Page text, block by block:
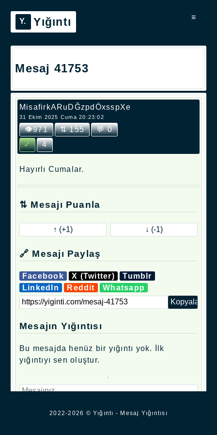
Yığıntı ≡
Mesaj 41753
MisafirkARuDĞzpdÖxsspXe
31 Ekim 2025 Cuma 20:23:02
👁971 ⇅ 155
💬 0
✓
4
Hayırlı Cumalar.
⇅ Mesajı Puanla
🔗 Mesajı Paylaş
Facebook X (Twitter)
Tumblr
LinkedIn
Reddit Whatsapp
Mesajın Yığıntısı
Bu mesajda henüz bir yığıntı yok. İlk
yığıntıyı sen oluştur.
.
2022-2026 © Yığıntı - Mesaj Yığıntısı